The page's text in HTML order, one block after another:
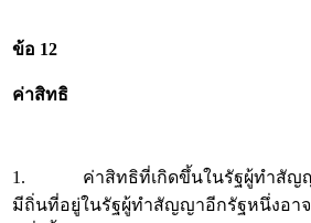
ข้อ 12
ค่าสิทธิ
1. ค่าสิทธิที่เกิดขึ้นในรัฐผู้ทำสัญญา
มีถิ่นที่อยู่ในรัฐผู้ทำสัญญาอีกรัฐหนึ่งอาจ